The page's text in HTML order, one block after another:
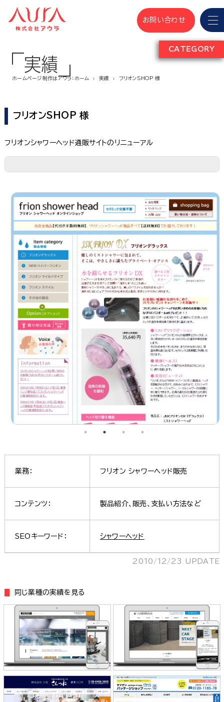
お問い合わせ
実績
ホームページ制作はアウラ：ホーム 実績 フリオンSHOP 様
フリオンSHOP 様
フリオンシャワーヘッド通販サイトのリニューアル
業務： フリオン シャワーヘッド販売
コンテンツ： 製品紹介、販売、支払い方法など
SEOキーワード： シャワーヘッド
2010/12/23 UPDATE
同じ業種の実績を見る
株式会社フィッシャー・インストル
メンツ 様
三共自動車株式会社 様
CATEGORY